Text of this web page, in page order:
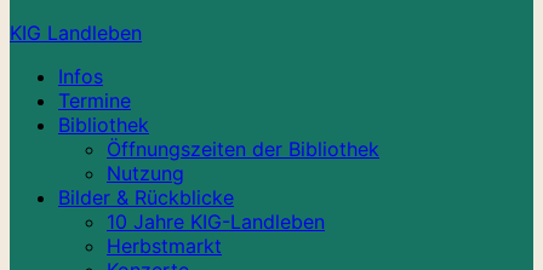
KIG Landleben
Infos
Termine
Bibliothek
Öffnungszeiten der Bibliothek
Nutzung
Bilder & Rückblicke
10 Jahre KIG-Landleben
Herbstmarkt